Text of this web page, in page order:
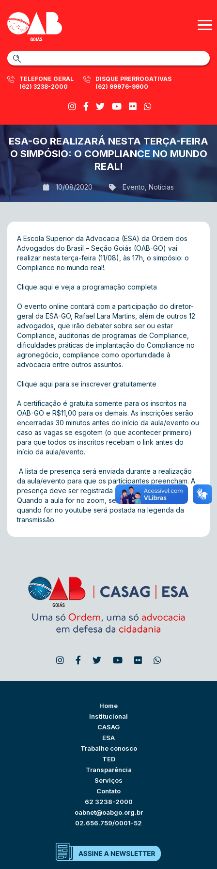
TELEFONE GERAL
(62) 3238-2000
DISQUE PRERROGATIVAS
(62) 99976-9900
ESA-GO REALIZARÁ NESTA TERÇA-FEIRA
O SIMPÓSIO: O COMPLIANCE NO MUNDO
REAL!
10/08/2020 Evento Notícias
A Escola Superior da Advocacia (ESA) da Ordem dos
Advogados do Brasil – Seção Goiás (OAB-GO) vai
realizar nesta terça-feira (11/08), às 17h, o simpósio: o
Compliance no mundo real!.
Clique aqui e veja a programação completa
O evento online contará com a participação do diretor-
geral da ESA-GO, Rafael Lara Martins, além de outros 12
advogados, que irão debater sobre ser ou estar
Compliance, auditorias de programas de Compliance,
dificuldades práticas de implantação do Compliance no
agronegócio, compliance como oportunidade à
advocacia entre outros assuntos.
Clique aqui para se inscrever gratuitamente
A certificação é gratuita somente para os inscritos na
OAB-GO e R$11,00 para os demais. As inscrições serão
encerradas 30 minutos antes do início da aula/evento ou
caso as vagas se esgotem (o que acontecer primeiro)
para que todos os inscritos recebam o link antes do
início da aula/evento.
A lista de presença será enviada durante a realização
da aula/evento para que os participantes preencham. A
presença deve ser registrada durante a aula/evento.
Quando a aula for no zoom, será enviada no chat, e
quando for no youtube será postada na legenda da
transmissão.
Home
Institucional
CASAG
ESA
Trabalhe conosco
TED
Transparência
Serviços
Contato
62 3238-2000
oabnet@oabgo.org.br
02.656.759/0001-52